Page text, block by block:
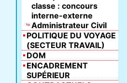
classe : concours
interne-externe
Administrateur Civil
POLITIQUE DU VOYAGE
(SECTEUR TRAVAIL)
DOM
ENCADREMENT
SUPÉRIEUR